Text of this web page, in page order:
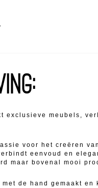
exclusieve meubels,
voor het creëren
eenvoud en
maar bovenal mooi
de hand gemaakt